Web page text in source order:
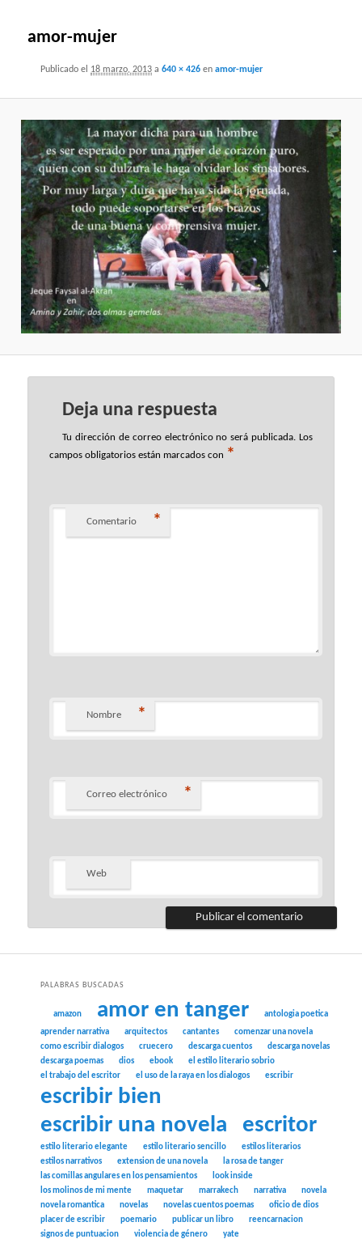
amor-mujer
Publicado el 18 marzo, 2013 a640 × 426 enamor-mujer
Deja una respuesta
Tu dirección de correo electrónico no será publicada. Los
campos obligatorios están marcados con *
Comentario *
Nombre *
Correo electrónico *
Web
PALABRAS BUSCADAS
amazon amor en tanger
antologia poetica
aprender narrativa
arquitectos cantantes
comenzar una novela
como escribir dialogos
cruecero descarga cuentos
descarga novelas
descarga poemas
dios ebook
el estilo literario sobrio
el trabajo del escritor
el uso de la raya en los dialogos escribir
escribir bien
escribir una novela
escritor
estilo literario elegante estilo literario sencillo
estilos literarios
estilos narrativos
extension de una novela
la rosa de tanger
las comillas angulares en los pensamientos
look inside
los molinos de mi mente
maquetar marrakech narrativa
novela
novela romantica
novelas novelas cuentos poemas
oficio de dios
placer de escribir
poemario publicar un libro
reencarnacion
signos de puntuacion
violencia de género yate